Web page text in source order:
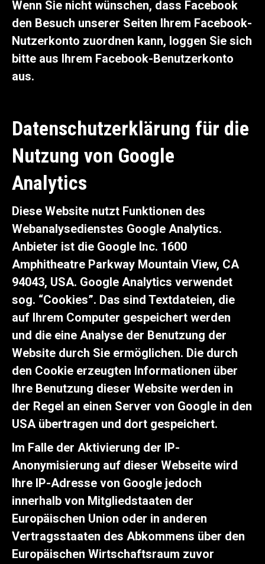
Wenn Sie nicht wünschen, dass Facebook
den Besuch unserer Seiten Ihrem Facebook-
Nutzerkonto zuordnen kann, loggen Sie sich
bitte aus Ihrem Facebook-Benutzerkonto
aus.
Datenschutzerklärung für die
Nutzung von Google
Analytics
Diese Website nutzt Funktionen des
Webanalysedienstes Google Analytics.
Anbieter ist die Google Inc. 1600
Amphitheatre Parkway Mountain View, CA
94043, USA. Google Analytics verwendet
sog. “Cookies”. Das sind Textdateien, die
auf Ihrem Computer gespeichert werden
und die eine Analyse der Benutzung der
Website durch Sie ermöglichen. Die durch
den Cookie erzeugten Informationen über
Ihre Benutzung dieser Website werden in
der Regel an einen Server von Google in den
USA übertragen und dort gespeichert.
Im Falle der Aktivierung der IP-
Anonymisierung auf dieser Webseite wird
Ihre IP-Adresse von Google jedoch
innerhalb von Mitgliedstaaten der
Europäischen Union oder in anderen
Vertragsstaaten des Abkommens über den
Europäischen Wirtschaftsraum zuvor